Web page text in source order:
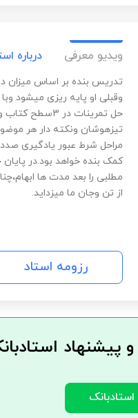
ویدیو معرفی درباره
تدریس بنده بر اساس میزان
وقبلی او پایه ریزی میشود
حل تمرینات در
تیزهوشان ونکته دار هر
مراحل شرط عبور یادگیری
کمک بنده خواهد بود.در
مطلبی را بعد مدت ها
از تن وجان ما میزداید.
رزومه استاد
پیشنهاد